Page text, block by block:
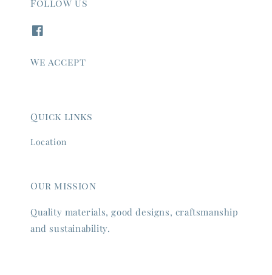
Follow us
We accept
Quick links
Location
Our mission
Quality materials, good designs, craftsmanship
and sustainability.